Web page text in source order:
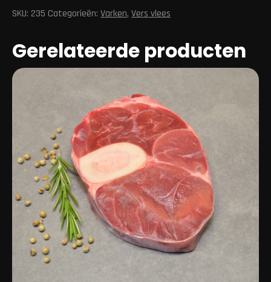
worst
SKU: 235 Categorieën: Varken, Vers vlees
Gerelateerde producten